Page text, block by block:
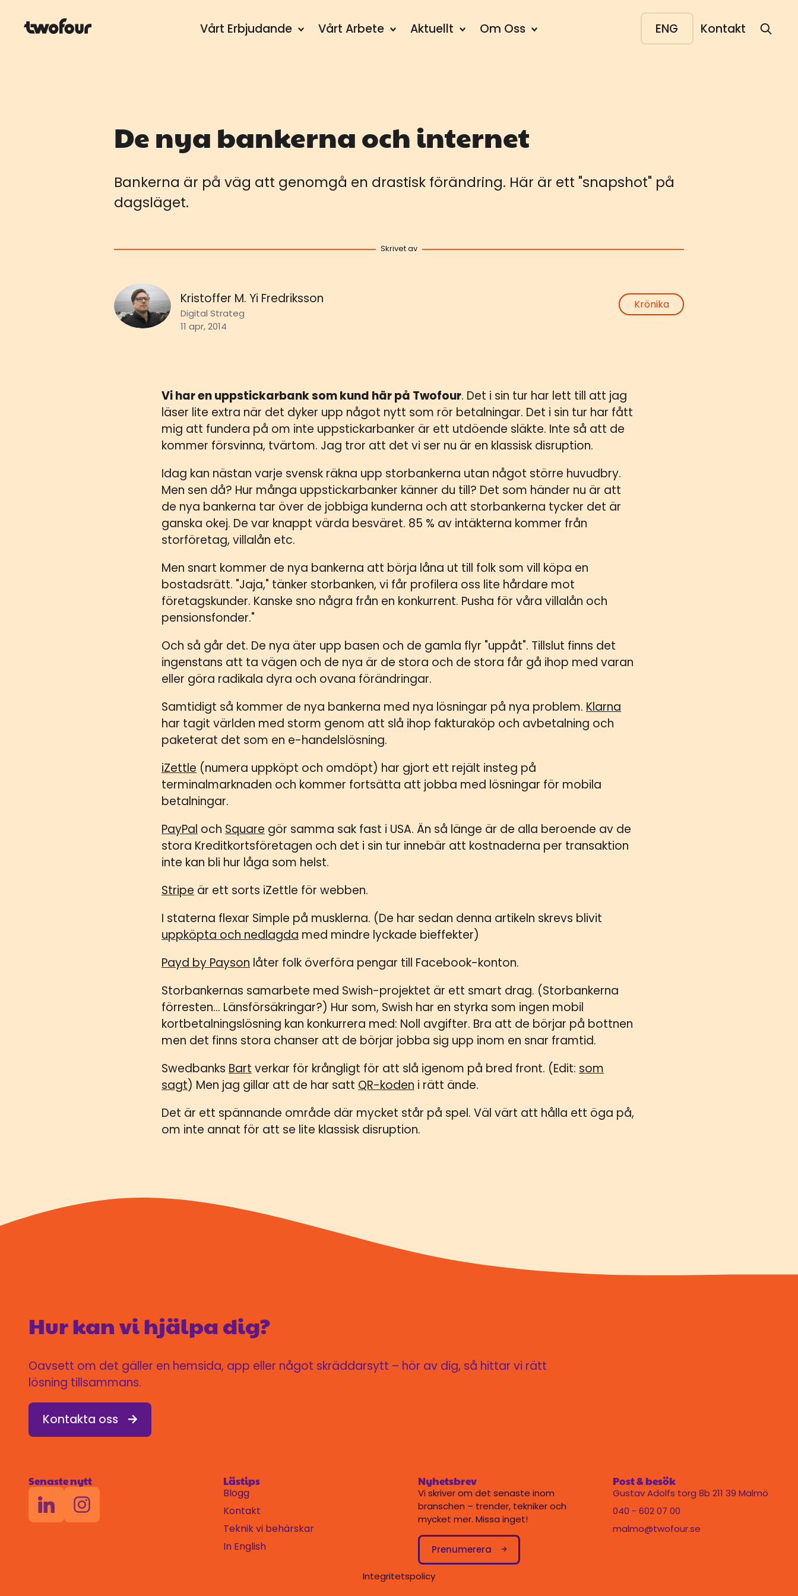
Vårt Erbjudande Vårt Arbete Aktuellt Om Oss ENG Kontakt
De nya bankerna och internet
Bankerna är på väg att genomgå en drastisk förändring. Här är ett "snapshot" på
dagsläget.
Skrivet av
Kristoffer M. Yi Fredriksson
Digital Strateg
11 apr, 2014
Krönika
Vi har en uppstickarbank som kund här på Twofour. Det i sin tur har lett till att jag
läser lite extra när det dyker upp något nytt som rör betalningar. Det i sin tur har fått
mig att fundera på om inte uppstickarbanker är ett utdöende släkte. Inte så att de
kommer försvinna, tvärtom. Jag tror att det vi ser nu är en klassisk disruption.
Idag kan nästan varje svensk räkna upp storbankerna utan något större huvudbry.
Men sen då? Hur många uppstickarbanker känner du till? Det som händer nu är att
de nya bankerna tar över de jobbiga kunderna och att storbankerna tycker det är
ganska okej. De var knappt värda besväret. 85 % av intäkterna kommer från
storföretag, villalån etc.
Men snart kommer de nya bankerna att börja låna ut till folk som vill köpa en
bostadsrätt. "Jaja," tänker storbanken, vi får profilera oss lite hårdare mot
företagskunder. Kanske sno några från en konkurrent. Pusha för våra villalån och
pensionsfonder."
Och så går det. De nya äter upp basen och de gamla flyr "uppåt". Tillslut finns det
ingenstans att ta vägen och de nya är de stora och de stora får gå ihop med varan
eller göra radikala dyra och ovana förändringar.
Samtidigt så kommer de nya bankerna med nya lösningar på nya problem. Klarna
har tagit världen med storm genom att slå ihop fakturaköp och avbetalning och
paketerat det som en e-handelslösning.
iZettle (numera uppköpt och omdöpt) har gjort ett rejält insteg på
terminalmarknaden och kommer fortsätta att jobba med lösningar för mobila
betalningar.
PayPal och Square gör samma sak fast i USA. Än så länge är de alla beroende av de
stora Kreditkortsföretagen och det i sin tur innebär att kostnaderna per transaktion
inte kan bli hur låga som helst.
Stripe är ett sorts iZettle för webben.
I staterna flexar Simple på musklerna. (De har sedan denna artikeln skrevs blivit
uppköpta och nedlagda med mindre lyckade bieffekter)
Payd by Payson låter folk överföra pengar till Facebook-konton.
Storbankernas samarbete med Swish-projektet är ett smart drag. (Storbankerna
förresten… Länsförsäkringar?) Hur som, Swish har en styrka som ingen mobil
kortbetalningslösning kan konkurrera med: Noll avgifter. Bra att de börjar på bottnen
men det finns stora chanser att de börjar jobba sig upp inom en snar framtid.
Swedbanks Bart verkar för krångligt för att slå igenom på bred front. (Edit: som
sagt) Men jag gillar att de har satt QR-koden i rätt ände.
Det är ett spännande område där mycket står på spel. Väl värt att hålla ett öga på,
om inte annat för att se lite klassisk disruption.
Hur kan vi hjälpa dig?
Oavsett om det gäller en hemsida, app eller något skräddarsytt – hör av dig, så hittar vi rätt
lösning tillsammans.
Kontakta oss
Senaste nytt Lästips
Blogg
Kontakt
Teknik vi behärskar
In English
Nyhetsbrev
Vi skriver om det senaste inom
branschen – trender, tekniker och
mycket mer. Missa inget!
Prenumerera
Post & besök
Gustav Adolfs torg 8b 211 39 Malmö
040 - 602 07 00
malmo@twofour.se
Integritetspolicy